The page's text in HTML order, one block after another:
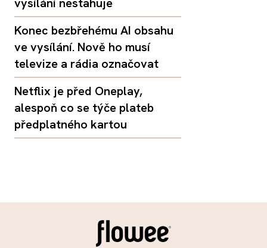
Konec bezbřehému AI obsahu
ve vysílání. Nově ho musí
televize a rádia označovat
Netflix je před Oneplay,
alespoň co se týče plateb
předplatného kartou